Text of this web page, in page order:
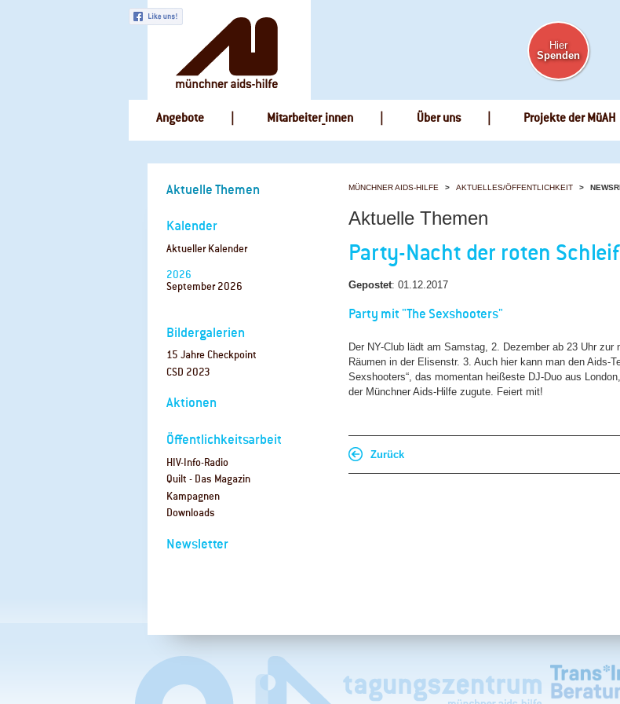
Hier
Spenden
überspringen
Angebote Mitarbeiter_innen Über uns Projekte der MüAH
MÜNCHNER AIDS-HILFE AKTUELLES/ÖFFENTLICHKEIT
Aktuelle Themen
Party-Nacht der roten
Gepostet: 01.12.2017
Party mit "The Sexshooters"
Der NY-Club lädt am Samstag, 2. Dezember ab 23 Uhr
Räumen in der Elisenstr. 3. Auch hier kann man den Aids-
Sexshooters“, das momentan heißeste DJ-Duo aus
der Münchner Aids-Hilfe zugute. Feiert mit!
Zurück
Navigation
Aktuelle Themen
Kalender
Aktueller Kalender
2026
September 2026
Bildergalerien
15 Jahre Checkpoint
CSD 2023
Aktionen
Öffentlichkeitsarbeit
HIV-Info-Radio
Quilt - Das Magazin
Kampagnen
Downloads
Newsletter
Navigation
überspringen